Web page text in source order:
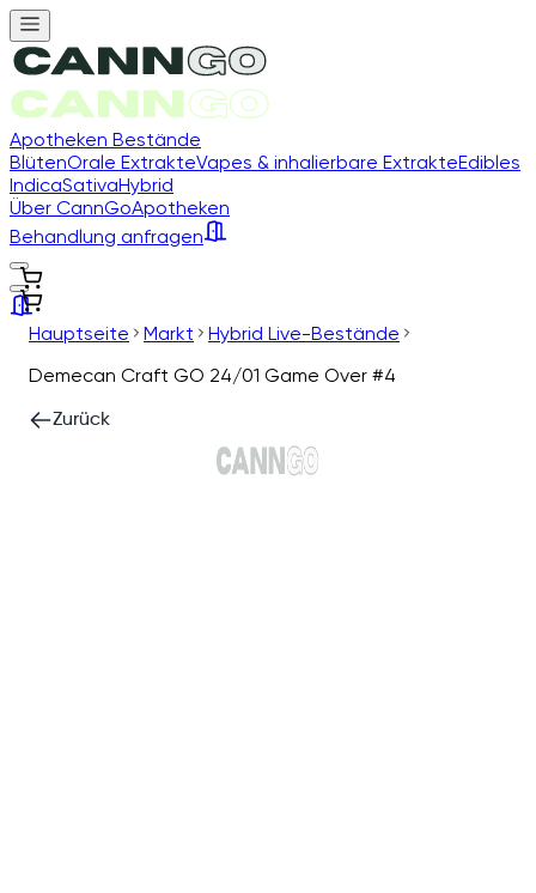
Apotheken Bestände
BlütenOrale ExtrakteVapes & inhalierbare ExtrakteEdibles
IndicaSativaHybrid
Über CannGoApotheken
Behandlung anfragen
Hauptseite Markt
Hybrid Live-Bestände
Demecan Craft GO 24/01 Game Over #4
Zurück